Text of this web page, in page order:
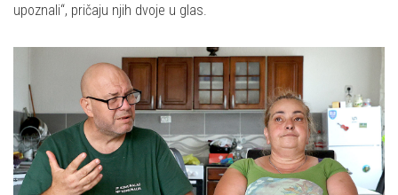
upoznali“, pričaju njih dvoje u glas.